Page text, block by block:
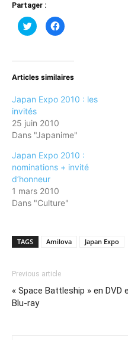
Partager :
Cliquez
pour
partager
dans
nouvelle
fenêtre)
Cliquez
pour
dans
nouvelle
fenêtre)
Articles similaires
Japan Expo 2010 : les
invités
25 juin 2010
Dans "Japanime"
Japan Expo 2010 :
nominations + invité
d’honneur
1 mars 2010
Dans "Culture"
TAGS Amilova Japan Expo
Previous article
« Space Battleship » en DVD
Blu-ray